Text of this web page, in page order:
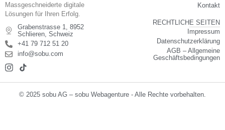
Massgeschneiderte digitale
Lösungen für Ihren Erfolg.
Grabenstrasse 1, 8952
Schlieren, Schweiz
+41 79 712 51 20
info@sobu.com
Kontakt
RECHTLICHE SEITEN
Impressum
Datenschutzerklärung
AGB – Allgemeine
Geschäftsbedingungen
© 2025 sobu AG – sobu Webagenture - Alle Rechte vorbehalten.